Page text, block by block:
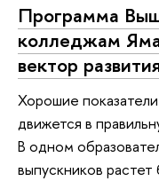
Программа
колледжам
вектор
Хорошие
движется в
В одном
выпускников